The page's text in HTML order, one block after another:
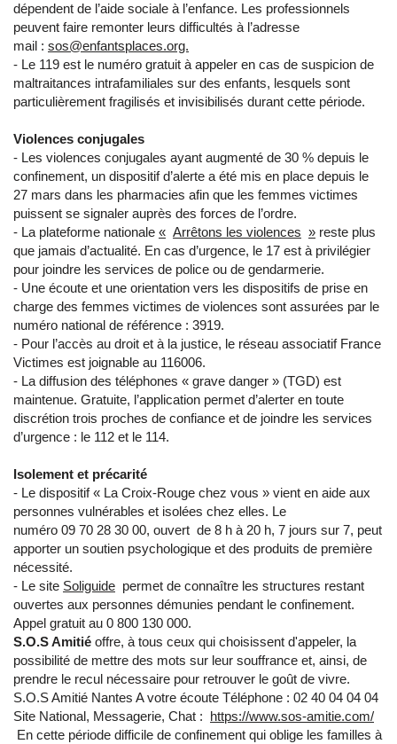
dépendent de l’aide sociale à l’enfance. Les professionnels
peuvent faire remonter leurs difficultés à l’adresse
mail : sos@enfantsplaces.org.
- Le 119 est le numéro gratuit à appeler en cas de suspicion de
maltraitances intrafamiliales sur des enfants, lesquels sont
particulièrement fragilisés et invisibilisés durant cette période.
Violences conjugales
- Les violences conjugales ayant augmenté de 30 % depuis le
confinement, un dispositif d’alerte a été mis en place depuis le
27 mars dans les pharmacies afin que les femmes victimes
puissent se signaler auprès des forces de l’ordre.
- La plateforme nationale « Arrêtons les violences » reste plus
que jamais d’actualité. En cas d’urgence, le 17 est à privilégier
pour joindre les services de police ou de gendarmerie.
- Une écoute et une orientation vers les dispositifs de prise en
charge des femmes victimes de violences sont assurées par le
numéro national de référence : 3919.
- Pour l’accès au droit et à la justice, le réseau associatif France
Victimes est joignable au 116006.
- La diffusion des téléphones « grave danger » (TGD) est
maintenue. Gratuite, l’application permet d’alerter en toute
discrétion trois proches de confiance et de joindre les services
d’urgence : le 112 et le 114.
Isolement et précarité
- Le dispositif « La Croix-Rouge chez vous » vient en aide aux
personnes vulnérables et isolées chez elles. Le
numéro 09 70 28 30 00, ouvert de 8 h à 20 h, 7 jours sur 7, peut
apporter un soutien psychologique et des produits de première
nécessité.
- Le site Soliguide permet de connaître les structures restant
ouvertes aux personnes démunies pendant le confinement.
Appel gratuit au 0 800 130 000.
S.O.S Amitié offre, à tous ceux qui choisissent d'appeler, la
possibilité de mettre des mots sur leur souffrance et, ainsi, de
prendre le recul nécessaire pour retrouver le goût de vivre.
S.O.S Amitié Nantes A votre écoute Téléphone : 02 40 04 04 04
Site National, Messagerie, Chat : https://www.sos-amitie.com/
En cette période difficile de confinement qui oblige les familles à